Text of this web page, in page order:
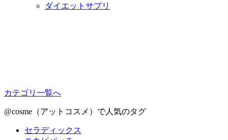
ダイエットサプリ
カテゴリ一覧へ
@cosme（アットコスメ）で人気のタグ
セラディックス